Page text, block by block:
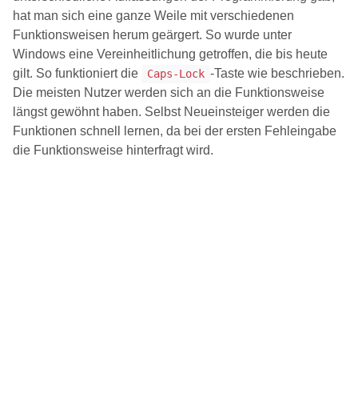
hat man sich eine ganze Weile mit verschiedenen
Funktionsweisen herum geärgert. So wurde unter
Windows eine Vereinheitlichung getroffen, die bis heute
gilt. So funktioniert die
Caps-Lock -Taste wie beschrieben.
Die meisten Nutzer werden sich an die Funktionsweise
längst gewöhnt haben. Selbst Neueinsteiger werden die
Funktionen schnell lernen, da bei der ersten Fehleingabe
die Funktionsweise hinterfragt wird.